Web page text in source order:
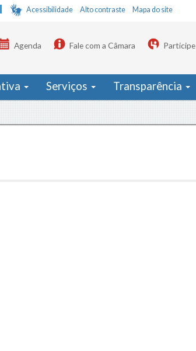
Acessibilidade Alto contraste Mapa do site
Agenda Fale com a Câmara Participe
Serviços Transparência